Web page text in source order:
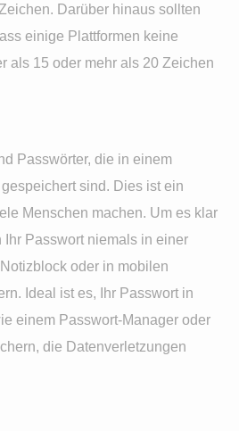
Darüber hinaus sollten
einige Plattformen keine
als 15 oder mehr als 20 Zeichen
Passwörter, die in einem
sind. Dies ist ein
Menschen machen. Um es klar
Passwort niemals in einer
Notizblock oder in mobilen
Ideal ist es, Ihr Passwort in
einem Passwort-Manager oder
die Datenverletzungen